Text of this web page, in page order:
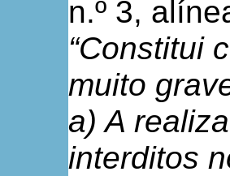
n.º 3,
“Constitui
muito
a) A
interditos